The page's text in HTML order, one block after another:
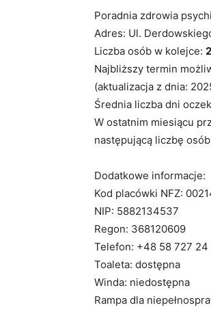
Poradnia zdrowia
Adres: Ul.
Liczba osób w kolejce:
Najbliższy termin
(aktualizacja z dnia:
Średnia liczba dni
W ostatnim miesiącu
następującą liczbę
Dodatkowe informacje:
Kod placówki NFZ:
NIP: 5882134537
Regon: 368120609
Telefon: +48 58 727 24
Toaleta: dostępna
Winda: niedostępna
Rampa dla